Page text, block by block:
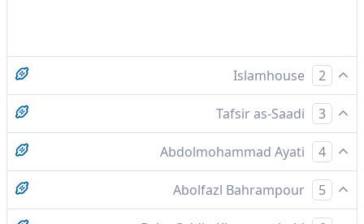
2
الله، ‌که [در جهان هستی] برپادارندۀ عدل است، گواهی
داده است که معبودی [به‌حق] جز او نیست و فرشتگان
و علما [نیز بر یگانگی و عدالتِ الهی گواهی می‌دهند].
معبودی [به‌حق] جز او نیست [که] شکست‌ناپذیرِ حکیم
3
شَهِدَ اللّهُ أَنَّهُ لاَ إِلَـهَ إِلاَّ هُوَ وَالْمَلاَئِكَةُ وَأُوْلُواْ الْعِلْمِ قَآئِمَاً
بِالْقِسْطِ لاَ إِلَـهَ إِلاَّ هُوَ الْعَزِيزُ الْحَكِيمُ، خداوند گواهي مي
دهد که هيچ معبود بر حقي جز او نيست، و نيز گواهي مي
4
اللّه حكم كرد -و فرشتگان و دانشمندان نيز- كه هيچ
5